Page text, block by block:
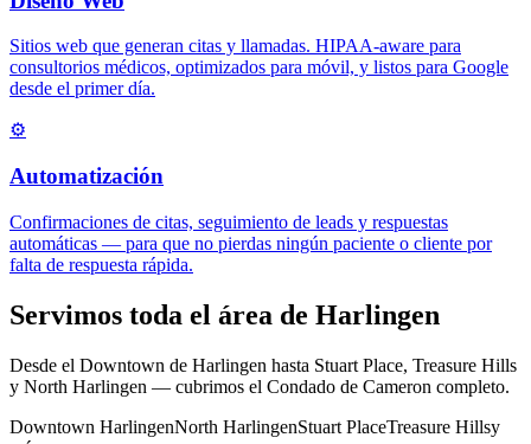
Sitios web que generan citas y llamadas. HIPAA-aware para
consultorios médicos, optimizados para móvil, y listos para Google
desde el primer día.
⚙️
Automatización
Confirmaciones de citas, seguimiento de leads y respuestas
automáticas — para que no pierdas ningún paciente o cliente por
falta de respuesta rápida.
Servimos toda el área de Harlingen
Desde el Downtown de Harlingen hasta Stuart Place, Treasure Hills
y North Harlingen — cubrimos el Condado de Cameron completo.
Downtown HarlingenNorth HarlingenStuart PlaceTreasure Hillsy